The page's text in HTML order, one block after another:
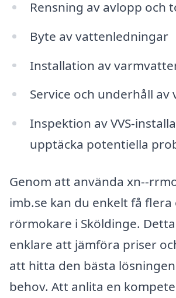
Rensning av avlopp och
Byte av vattenledningar
Installation av
Service och underhåll av
Inspektion av VVS-
upptäcka potentiella
Genom att använda xn--
imb.se kan du enkelt få
rörmokare i Sköldinge.
enklare att jämföra priser
att hitta den bästa
behov. Att anlita en